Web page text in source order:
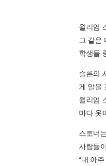
윌리엄
고 같은
학생들
슬론의
게 말을
윌리엄
마다 옷
스토너
사람들
“내 아